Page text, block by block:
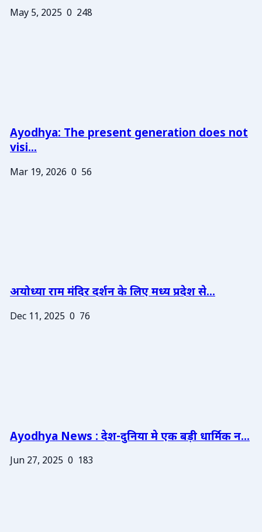
May 5, 2025 0 248
Ayodhya: The present generation does not
visi...
Mar 19, 2026 0 56
अयोध्या राम मंदिर दर्शन के लिए मध्य प्रदेश से...
Dec 11, 2025 0 76
Ayodhya News : देश-दुनिया मे एक बड़ी धार्मिक न...
Jun 27, 2025 0 183